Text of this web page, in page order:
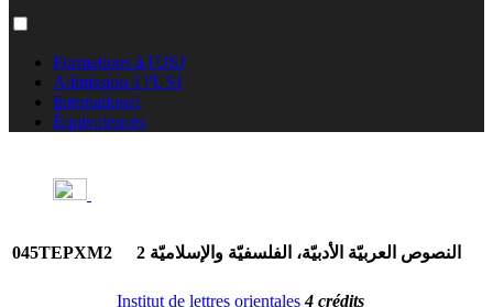
Formations à l'USJ
Admission à l'USJ
International
Équivalences
045TEPXM2 النصوص العربيّة الأدبيّة، الفلسفيّة والإسلاميّة 2
Institut de lettres orientales4 crédits